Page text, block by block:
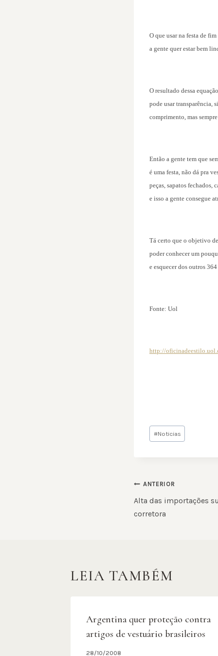
O que usar na festa de
a gente quer estar bem
O resultado dessa
pode usar transparência,
comprimento, mas
Então a gente tem que
é uma festa, não dá pra
peças, sapatos
e isso a gente consegue
Tá certo que o objetivo
poder conhecer um
e esquecer dos outros
Fonte: Uol
http://
Tags
do
#Noticias
DE
POST
ANTERIOR
Alta das importações
corretora
LEIA TAMBÉM
Argentina quer proteção contra
artigos de vestuário brasileiros
28/10/2008